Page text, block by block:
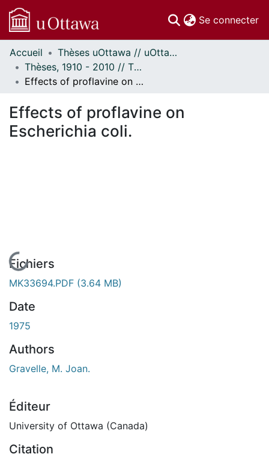
Se connecter
Communautés
et collections
Parcourir
À propos
Accueil
Thèses uOttawa // uOttawa Theses
Thèses, 1910 - 2010 // Theses, 1910 - 2010
Effects of proflavine on Escherichia coli.
Effects of proflavine on
Escherichia coli.
En cours de chargement...
Fichiers
MK33694.PDF (3.64 MB)
Date
1975
Authors
Gravelle, M. Joan.
Éditeur
University of Ottawa (Canada)
Citation